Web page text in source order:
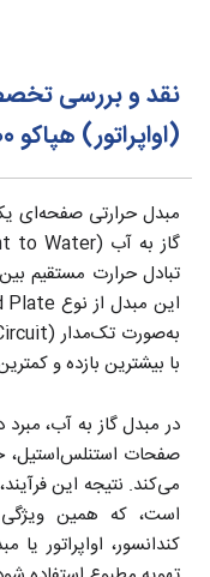
نقد و بررسی
(اواپراتور) هپاکو HPE500
مبدل حرارتی صفحه‌ای
تبادل حرارت مستقیم
با بیشترین بازده و
در مبدل گاز به آب،
صفحات استنلس‌استیل،
می‌کند. نتیجه این
است، که همین
کندانسور، اواپراتور